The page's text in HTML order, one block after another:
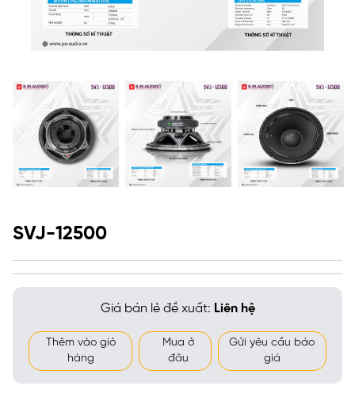
SVJ-12500
Giá bán lẻ đề xuất: Liên hệ
Thêm vào giỏ
hàng
Mua ở
đâu
Gửi yêu cầu báo
giá